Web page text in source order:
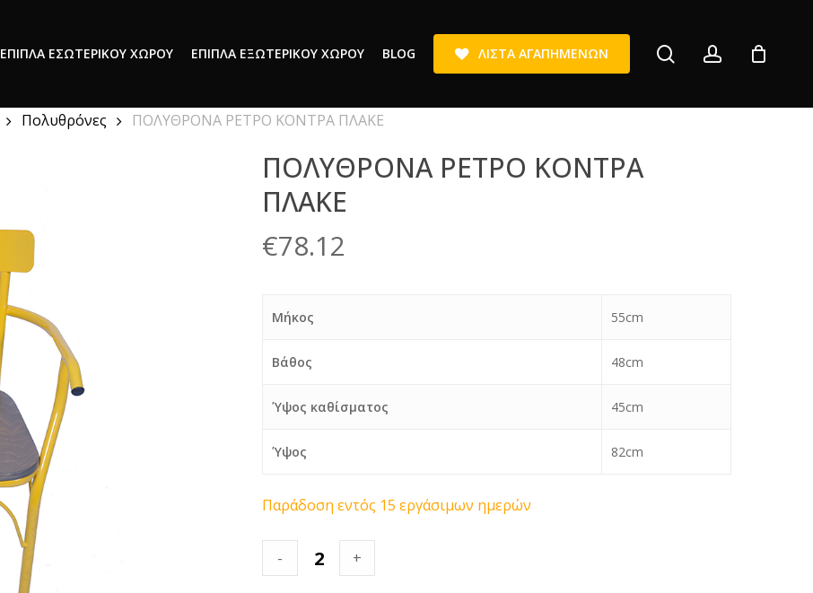
ΕΠΙΠΛΑ ΕΣΩΤΕΡΙΚΟΥ ΧΩΡΟΥ ΕΠΙΠΛΑ ΕΞΩΤΕΡΙΚΟΥ ΧΩΡΟΥ BLOG ΛΊΣΤΑ ΑΓΑΠΗΜΈΝΩΝ searchaccount
Πολυθρόνες ΠΟΛΥΘΡΟΝΑ ΡΕΤΡΟ ΚΟΝΤΡΑ ΠΛΑΚΕ
ΠΟΛΥΘΡΟΝΑ ΡΕΤΡΟ ΚΟΝΤΡΑ
ΠΛΑΚΕ
€78.12
Μήκος 55cm
Βάθος 48cm
Ύψος καθίσματος 45cm
Ύψος 82cm
Παράδοση εντός 15 εργάσιμων ημερών
- +